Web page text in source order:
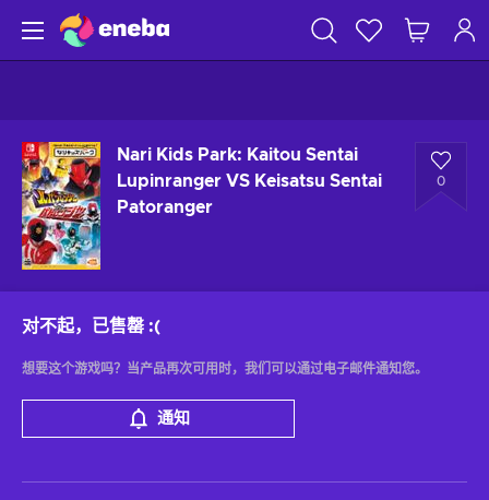
Nari Kids Park: Kaitou Sentai
Lupinranger VS Keisatsu Sentai
Patoranger
0
对不起，已售罄 :(
想要这个游戏吗？当产品再次可用时，我们可以通过电子邮件通知您。
通知